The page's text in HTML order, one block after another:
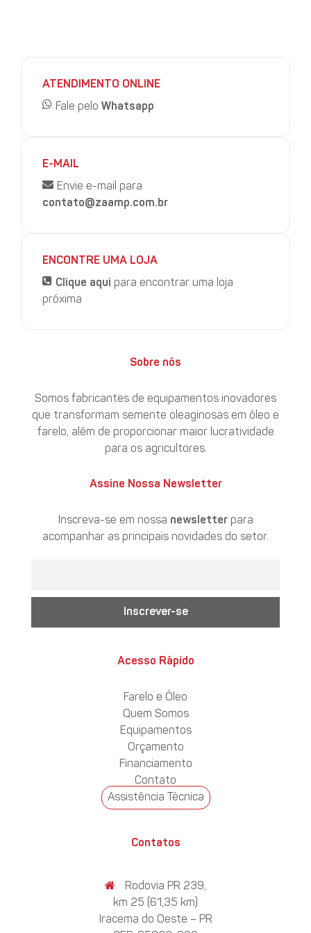
ATENDIMENTO ONLINE
Fale pelo Whatsapp
E-MAIL
Envie e-mail para
contato@zaamp.com.br
ENCONTRE UMA LOJA
Clique aqui para encontrar uma loja
próxima
Sobre nós
Somos fabricantes de equipamentos inovadores
que transformam semente oleaginosas em óleo e
farelo, além de proporcionar maior lucratividade
para os agricultores.
Assine Nossa Newsletter
Inscreva-se em nossa newsletterpara
acompanhar as principais novidades do setor.
Inscrever-se
Acesso Rápido
Farelo e Óleo
Quem Somos
Equipamentos
Orçamento
Financiamento
Contato
Assistência Técnica
Contatos
Rodovia PR 239,
km 25 (61,35 km)
Iracema do Oeste – PR